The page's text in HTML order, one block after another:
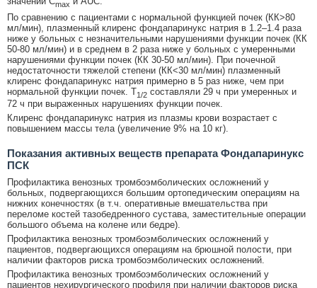
max
По сравнению с пациентами с нормальной функцией почек (КК>80
мл/мин), плазменный клиренс фондапаринукс натрия в 1.2–1.4 раза
ниже у больных с незначительными нарушениями функции почек (КК
50-80 мл/мин) и в среднем в 2 раза ниже у больных с умеренными
нарушениями функции почек (КК 30-50 мл/мин). При почечной
недостаточности тяжелой степени (КК<30 мл/мин) плазменный
клиренс фондапаринукс натрия примерно в 5 раз ниже, чем при
нормальной функции почек. T1/2 составляли 29 ч при умеренных и
72 ч при выраженных нарушениях функции почек.
Клиренс фондапаринукс натрия из плазмы крови возрастает с
повышением массы тела (увеличение 9% на 10 кг).
Показания активных веществ препарата Фондапаринукс
ПСК
Профилактика венозных тромбоэмболических осложнений у
больных, подвергающихся большим ортопедическим операциям на
нижних конечностях (в т.ч. оперативные вмешательства при
переломе костей тазобедренного сустава, заместительные операции
большого объема на колене или бедре).
Профилактика венозных тромбоэмболических осложнений у
пациентов, подвергающихся операциям на брюшной полости, при
наличии факторов риска тромбоэмболических осложнений.
Профилактика венозных тромбоэмболических осложнений у
пациентов нехирургического профиля при наличии факторов риска